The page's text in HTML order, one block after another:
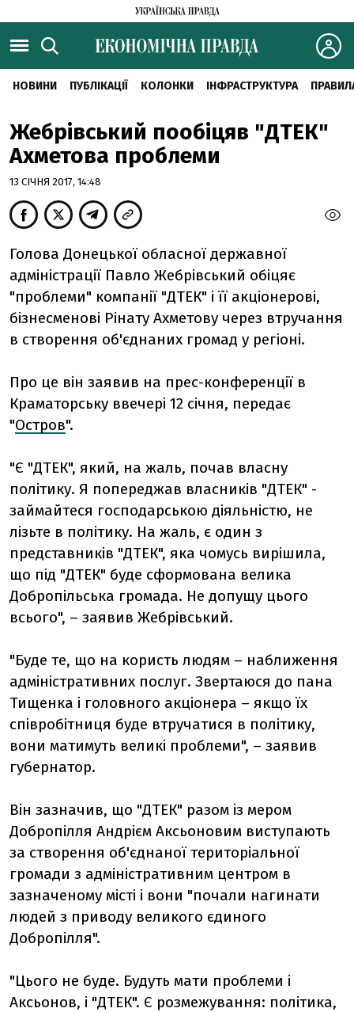
НОВИНИ ПУБЛІКАЦІЇ КОЛОНКИ ІНФРАСТРУКТУРА
Жебрівський пообіцяв "ДТЕК"
Ахметова проблеми
13 СІЧНЯ 2017, 14:48
Голова Донецької обласної державної
адміністрації Павло Жебрівський обіцяє
"проблеми" компанії "ДТЕК" і її акціонерові,
бізнесменові Рінату Ахметову через втручання
в створення об'єднаних громад у регіоні.
Про це він заявив на прес-конференції в
Краматорську ввечері 12 січня, передає
"Остров".
"Є "ДТЕК", який, на жаль, почав власну
політику. Я попереджав власників "ДТЕК" -
займайтеся господарською діяльністю, не
лізьте в політику. На жаль, є один з
представників "ДТЕК", яка чомусь вирішила,
що під "ДТЕК" буде сформована велика
Добропільська громада. Не допущу цього
всього", – заявив Жебрівський.
"Буде те, що на користь людям – наближення
адміністративних послуг. Звертаюся до пана
Тищенка і головного акціонера – якщо їх
співробітниця буде втручатися в політику,
вони матимуть великі проблеми", – заявив
губернатор.
Він зазначив, що "ДТЕК" разом із мером
Добропілля Андрієм Аксьоновим виступають
за створення об'єднаної територіальної
громади з адміністративним центром в
зазначеному місті і вони "почали нагинати
людей з приводу великого єдиного
Добропілля".
"Цього не буде. Будуть мати проблеми і
Аксьонов, і "ДТЕК". Є розмежування: політика,